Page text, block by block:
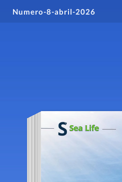
Numero-8-abril-2026